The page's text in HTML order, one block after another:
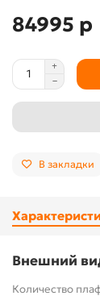
84995 р
В закладки
Внешний
Количество